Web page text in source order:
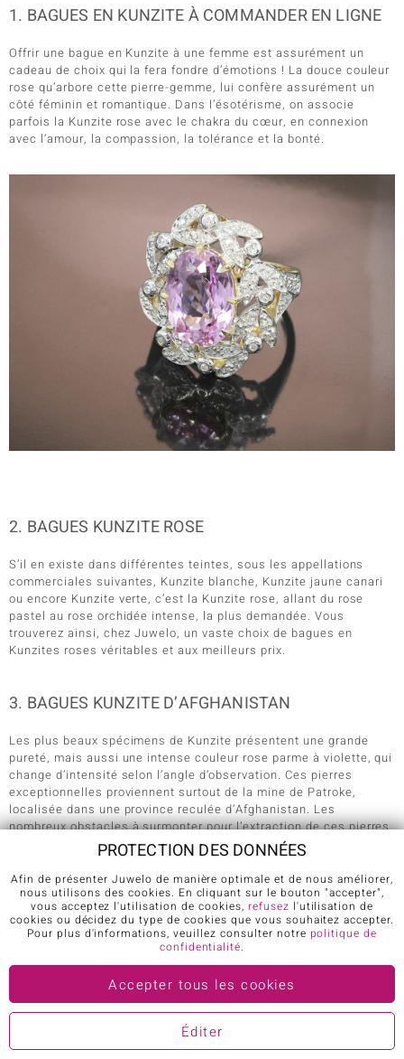
1. BAGUES EN KUNZITE À COMMANDER EN LIGNE
Offrir une bague en Kunzite à une femme est assurément un
cadeau de choix qui la fera fondre d’émotions ! La douce couleur
rose qu’arbore cette pierre-gemme, lui confère assurément un
côté féminin et romantique. Dans l’ésotérisme, on associe
parfois la Kunzite rose avec le chakra du cœur, en connexion
avec l’amour, la compassion, la tolérance et la bonté.
2. BAGUES KUNZITE ROSE
S’il en existe dans différentes teintes, sous les appellations
commerciales suivantes, Kunzite blanche, Kunzite jaune canari
ou encore Kunzite verte, c’est la Kunzite rose, allant du rose
pastel au rose orchidée intense, la plus demandée. Vous
trouverez ainsi, chez Juwelo, un vaste choix de bagues en
Kunzites roses véritables et aux meilleurs prix.
3. BAGUES KUNZITE D’AFGHANISTAN
Les plus beaux spécimens de Kunzite présentent une grande
pureté, mais aussi une intense couleur rose parme à violette, qui
change d’intensité selon l’angle d’observation. Ces pierres
exceptionnelles proviennent surtout de la mine de Patroke,
localisée dans une province reculée d’Afghanistan. Les
nombreux obstacles à surmonter pour l’extraction de ces pierres
(instabilité du climat politique de cette région, gisements peu
accessibles et techniques d’exploitation primitives) expliquent
l’envolée du prix des Kunzites d’Afghanistan. Mais grâce à son
système intégré de vente sans intermédiaire, Juwelo propose
aussi de luxueuses bagues en Kunzite d’Afghanistan, aux
meilleurs prix du marché. Ces bagues en Kunzite de Patroke,
montée sur de l’or jaune, de l’or blanc ou de l’or rose de 14K ou
18K, sont des créations uniques de haute joaillerie finement
ciselées à la main par nos orfèvres les plus talentueux.
4. PRIX BAGUES KUNZITE
PROTECTION DES DONNÉES
Afin de présenter Juwelo de manière optimale et de nous améliorer,
nous utilisons des cookies. En cliquant sur le bouton "accepter",
vous acceptez l'utilisation de cookies, refusez l'utilisation de
cookies ou décidez du type de cookies que vous souhaitez accepter.
Pour plus d'informations, veuillez consulter notre politique de
confidentialité.
Accepter tous les cookies
Éditer